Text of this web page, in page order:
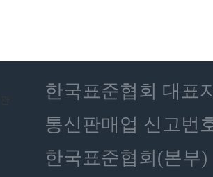
한국표준협회 대표
통신판매업 신고번
한국표준협회(본부